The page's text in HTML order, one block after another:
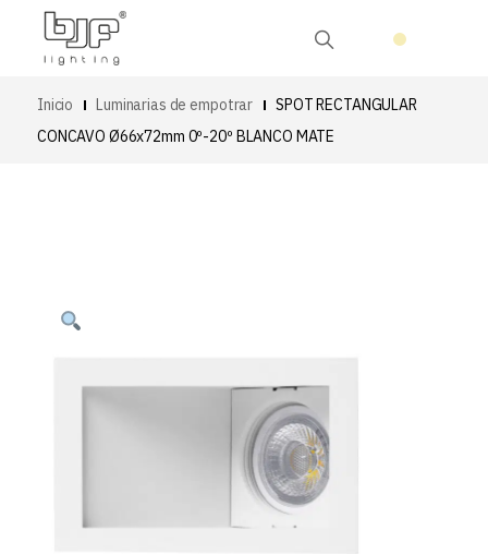
Inicio Luminarias de empotrar
SPOT RECTANGULAR
CONCAVO Ø66x72mm 0º-20º BLANCO MATE